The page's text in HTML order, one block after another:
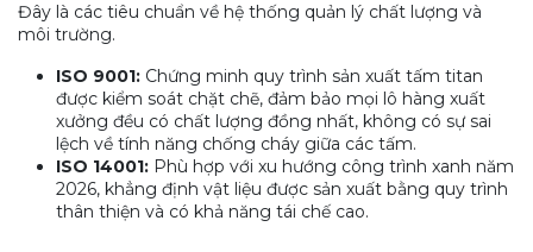
Đây là các tiêu chuẩn về hệ thống quản lý chất lượng và
môi trường.
ISO 9001: Chứng minh quy trình sản xuất tấm titan
được kiểm soát chặt chẽ, đảm bảo mọi lô hàng xuất
xưởng đều có chất lượng đồng nhất, không có sự sai
lệch về tính năng chống cháy giữa các tấm.
ISO 14001: Phù hợp với xu hướng công trình xanh năm
2026, khẳng định vật liệu được sản xuất bằng quy trình
thân thiện và có khả năng tái chế cao.